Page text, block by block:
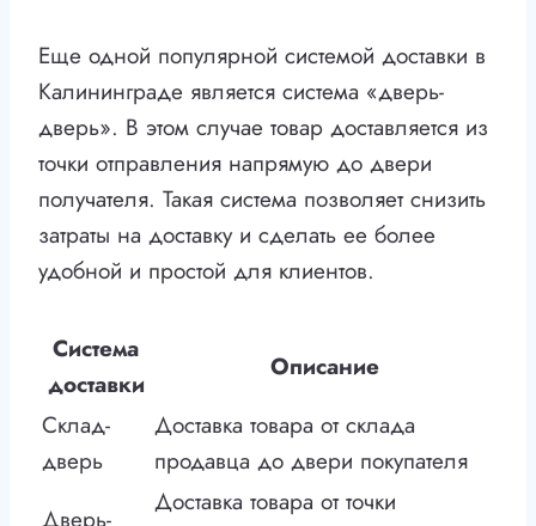
Еще одной популярной системой доставки в
Калининграде является система «дверь-
дверь». В этом случае товар доставляется из
точки отправления напрямую до двери
получателя. Такая система позволяет снизить
затраты на доставку и сделать ее более
удобной и простой для клиентов.
Система
доставки
Описание
Склад-
дверь
Доставка товара от склада
продавца до двери покупателя
Доставка товара от точки